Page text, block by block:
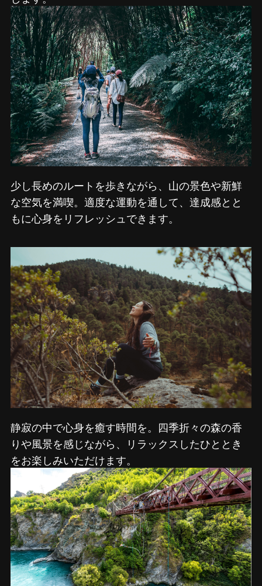
少し長めのルートを歩きながら、山の景色や新鮮
な空気を満喫。適度な運動を通して、達成感とと
もに心身をリフレッシュできます。
静寂の中で心身を癒す時間を。四季折々の森の香
りや風景を感じながら、リラックスしたひととき
をお楽しみいただけます。